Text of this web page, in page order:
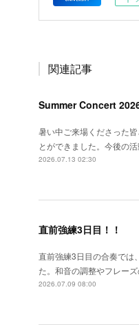
関連記事
Summer Concert
暑い中ご来場くださった
とができました。今後の
2026.07.13 02:30
直前強練3日目！！
直前強練3日目の合奏では
た。和音の調整やフレー
2026.07.09 08:00